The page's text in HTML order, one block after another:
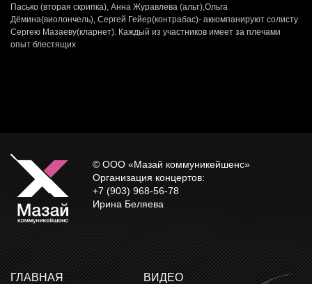
Пасько (вторая скрипка), Анна Журавлева (альт),Ольга
Дёмина(виолончель), Сергей Гейер(контрабас)- аккомпанируют солисту
Сергею Мазаеву(кларнет). Каждый из участников имеет за плечами
опыт блестящих
© ООО «Мазай коммуникейшенс»
Организация концертов:
+7 (903) 968-56-78
Ирина Беляева
ГЛАВНАЯ ВИДЕО